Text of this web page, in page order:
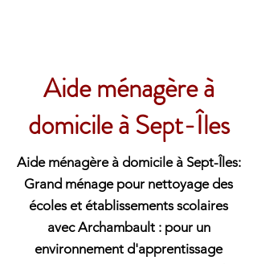
Aide ménagère à
domicile à Sept-Îles
Aide ménagère à domicile à Sept-Îles:
Grand ménage pour nettoyage des
écoles et établissements scolaires
avec Archambault : pour un
environnement d'apprentissage